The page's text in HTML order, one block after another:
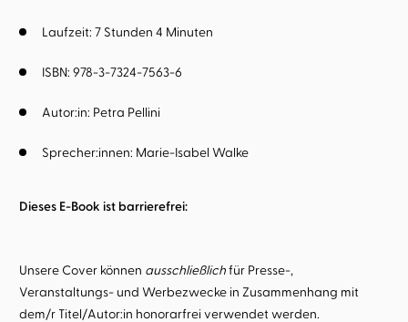
Laufzeit: 7 Stunden 4 Minuten
ISBN: 978-3-7324-7563-6
Autor:in: Petra Pellini
Sprecher:innen: Marie-Isabel Walke
Dieses E-Book ist barrierefrei:
Unsere Cover können ausschließlichfür Presse-,
Veranstaltungs- und Werbezwecke in Zusammenhang mit
dem/r Titel/Autor:in honorarfrei verwendet werden.